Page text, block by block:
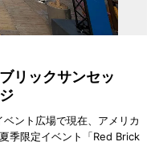
リックサンセッ
ジ
ント広場で現在、アメリカ
季限定イベント「Red Brick